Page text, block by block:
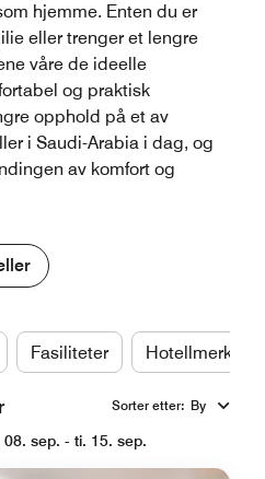
hjemme. Enten du er
eller trenger et lengre
våre de ideelle
og praktisk
opphold på et av
i Saudi-Arabia i dag, og
av komfort og
Fasiliteter Hotellmerker
Sorter etter: By
sep. - ti. 15. sep.